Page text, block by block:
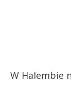
W Halembie